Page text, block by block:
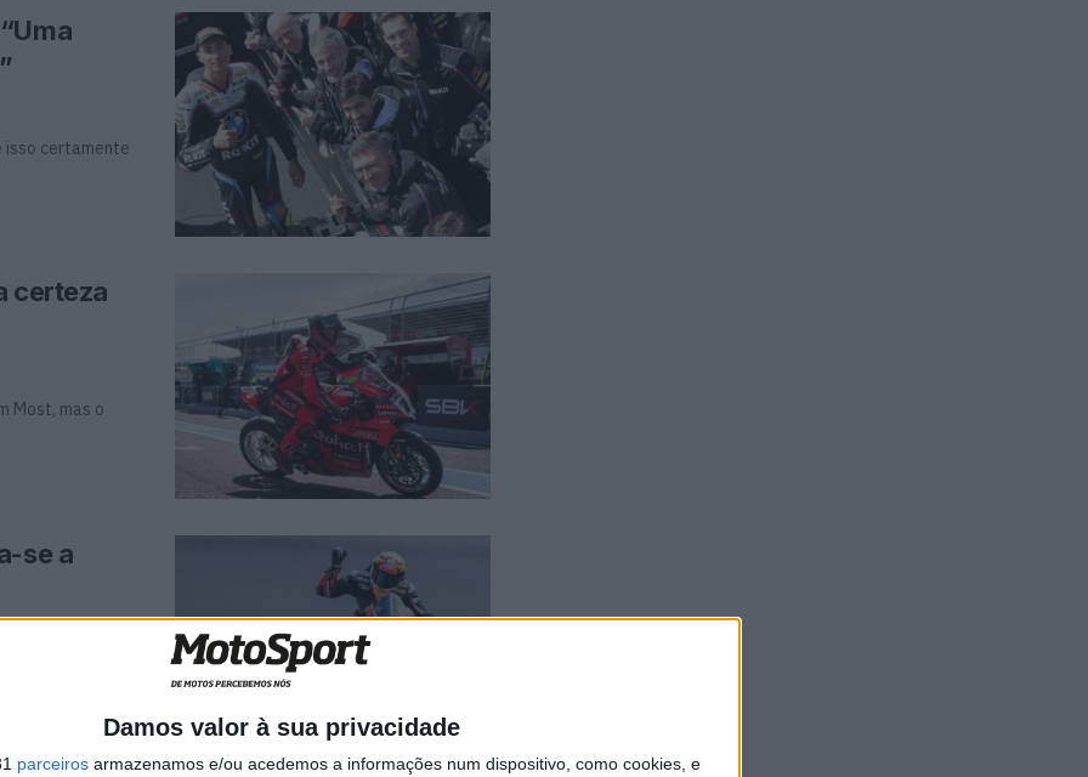
Damos valor à sua privacidade
parceiros armazenamos e/ou acedemos a informações num dispositivo, como cookies, e
isso certamente
certeza
Most, mas o
se a
mas os seus